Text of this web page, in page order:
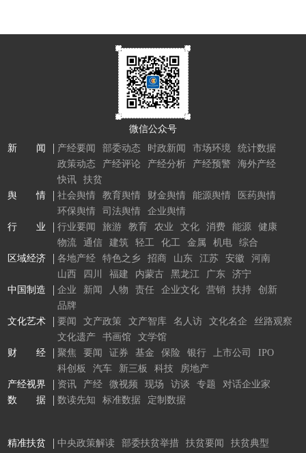
微信公众号
新 闻
产经要闻 部委动态 时政新闻 市场环境
统计数据
政策动态
产经评论 产经分析 产经预警
海外产经
快讯
扶贫
舆 情
社会舆情 教育舆情 财金舆情 能源舆情
医药舆情
环保舆情
司法舆情
企业舆情
行 业
行业要闻 旅游 教育 农业 文化 消费 能源
健康
物流
通信 建筑 轻工 化工 金属 机电
综合
区域经济
各地产经 特色之乡 招商 山东 江苏 安徽
河南
山西
四川 福建 内蒙古 黑龙江 广东
济宁
中国制造
企业 新闻 人物 责任 企业文化 营销 扶持
创新
品牌
文化艺术
要闻 文产政策 文产智库 名人访 文化名企
丝路观察
文化遗产
书画馆
文学馆
财 经
聚焦 要闻 证券 基金 保险 银行 上市公司
IPO
科创板
汽车 新三板 科技
房地产
产经视界
资讯 产经 微视频 现场 访谈 专题
对话企业家
数 据
数读先知 标准数据 定制数据
精准扶贫 中央政策解读 部委扶贫举措 扶贫要闻 扶贫典型